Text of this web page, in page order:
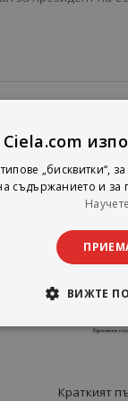
Краткият
Ciela.com
„бисквитки“,
съдържанието и за
ВИЖТЕ